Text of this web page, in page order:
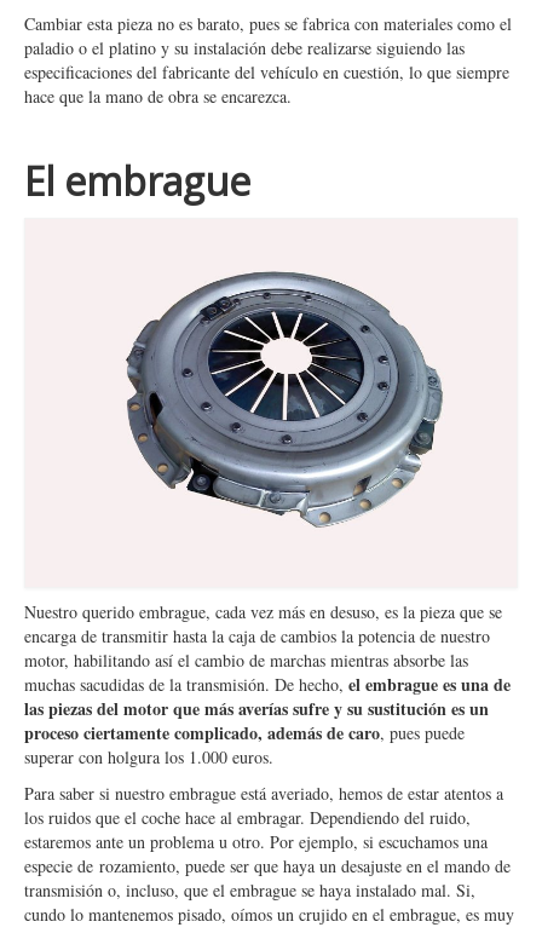
Cambiar esta pieza no es barato, pues se fabrica con materiales como el
paladio o el platino y su instalación debe realizarse siguiendo las
especificaciones del fabricante del vehículo en cuestión, lo que siempre
hace que la mano de obra se encarezca.
El embrague
Nuestro querido embrague, cada vez más en desuso, es la pieza que se
encarga de transmitir hasta la caja de cambios la potencia de nuestro
motor, habilitando así el cambio de marchas mientras absorbe las
muchas sacudidas de la transmisión. De hecho, el embrague es una de
las piezas del motor que más averías sufre y su sustitución es un
proceso ciertamente complicado, además de caro, pues puede
superar con holgura los 1.000 euros.
Para saber si nuestro embrague está averiado, hemos de estar atentos a
los ruidos que el coche hace al embragar. Dependiendo del ruido,
estaremos ante un problema u otro. Por ejemplo, si escuchamos una
especie de rozamiento, puede ser que haya un desajuste en el mando de
transmisión o, incluso, que el embrague se haya instalado mal. Si,
cundo lo mantenemos pisado, oímos un crujido en el embrague, es muy